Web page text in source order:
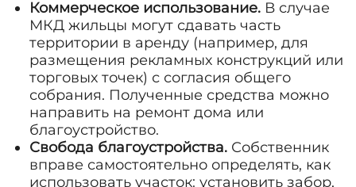
Коммерческое использование. В случае
МКД жильцы могут сдавать часть
территории в аренду (например, для
размещения рекламных конструкций или
торговых точек) с согласия общего
собрания. Полученные средства можно
направить на ремонт дома или
благоустройство.
Свобода благоустройства. Собственник
вправе самостоятельно определять, как
использовать участок: установить забор,